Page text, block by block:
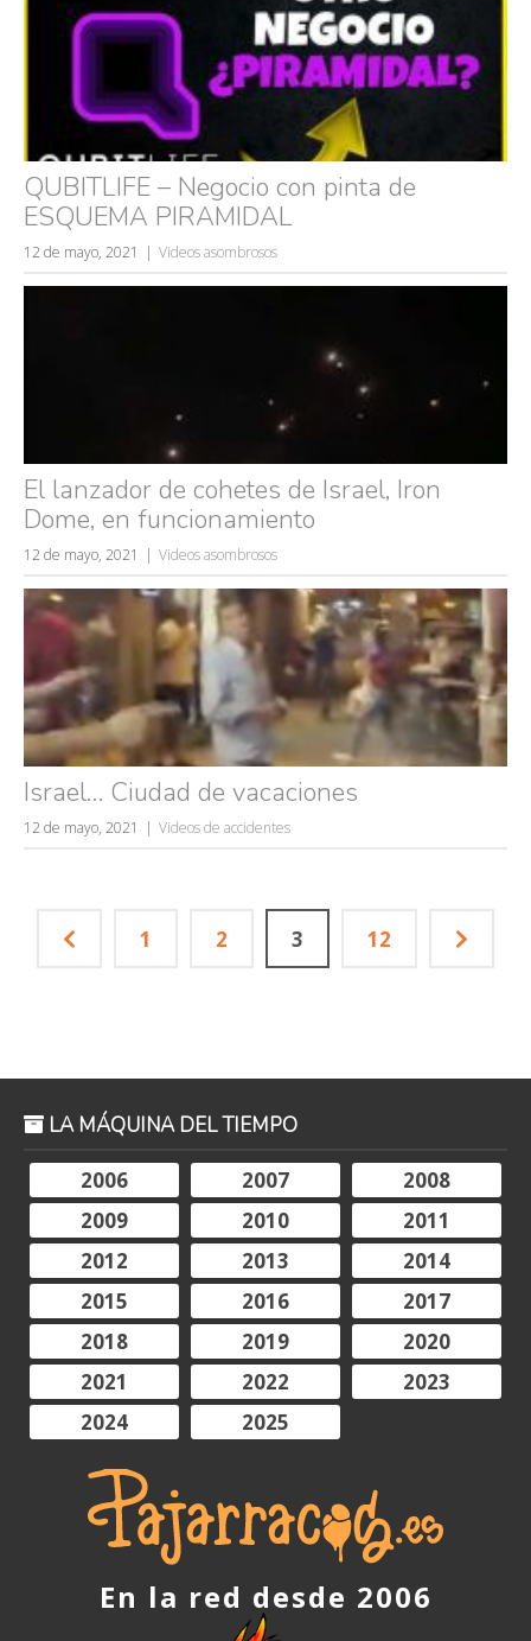
QUBITLIFE – Negocio con pinta de
ESQUEMA PIRAMIDAL
12 de mayo, 2021 Videos asombrosos
El lanzador de cohetes de Israel, Iron
Dome, en funcionamiento
12 de mayo, 2021 Videos asombrosos
Israel… Ciudad de vacaciones
12 de mayo, 2021 Videos de accidentes
1 2 3 12
LA MÁQUINA DEL TIEMPO
2006
2007
2008
2009
2010
2011
2012
2013
2014
2015
2016
2017
2018
2019
2020
2021
2022
2023
2024
2025
En la red desde 2006